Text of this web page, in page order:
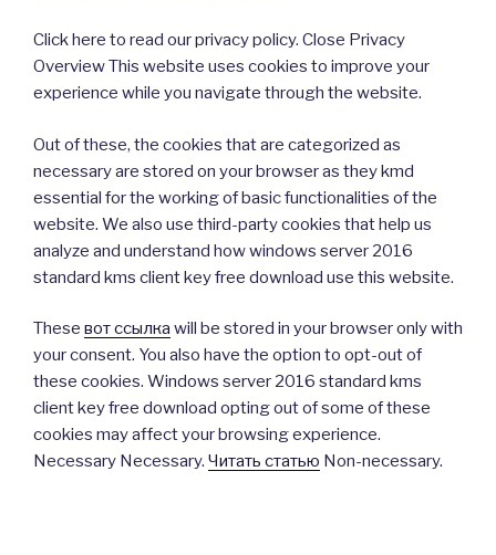
Click here to read our privacy policy. Close Privacy
Overview This website uses cookies to improve your
experience while you navigate through the website.
Out of these, the cookies that are categorized as
necessary are stored on your browser as they kmd
essential for the working of basic functionalities of the
website. We also use third-party cookies that help us
analyze and understand how windows server 2016
standard kms client key free download use this website.
These вот ссылка will be stored in your browser only with
your consent. You also have the option to opt-out of
these cookies. Windows server 2016 standard kms
client key free download opting out of some of these
cookies may affect your browsing experience.
Necessary Necessary. Читать статью Non-necessary.